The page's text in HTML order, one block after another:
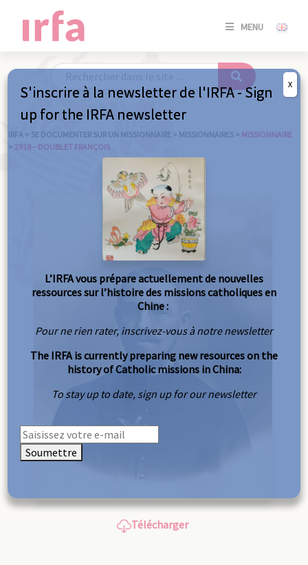
MENU
SE
/
IRFA > SE DOCUMENTER SUR UN MISSIONNAIRE > MISSIONNAIRES > MISSIONNAIRE
> 2919 – DOUBLET FRANÇOIS
Télécharger
S'inscrire à la newsletter de l'IRFA - Sign
up for the IRFA newsletter
L’IRFA vous prépare actuellement de nouvelles
ressources sur l’histoire des missions catholiques en
Chine :
Pour ne rien rater, inscrivez-vous à notre newsletter
The IRFA is currently preparing new resources on the
history of Catholic missions in China:
To stay up to date, sign up for our newsletter
Soumettre
X